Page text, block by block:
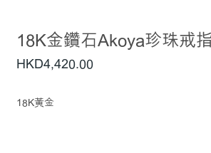
18K金鑽石Akoya珍珠戒
HKD4,420 .00
18K黃金